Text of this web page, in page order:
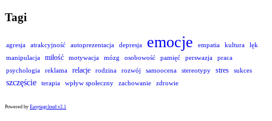
Tagi
agresja atrakcyjność autoprezentacja depresja emocje empatia kultura
lęk
manipulacja
miłość motywacja mózg osobowość pamięć perswazja
praca
psychologia
reklama relacje rodzina rozwój samoocena stereotypy stres sukces
szczęście terapia wpływ społeczny zachowanie zdrowie
Powered by Easytagcloud v2.1